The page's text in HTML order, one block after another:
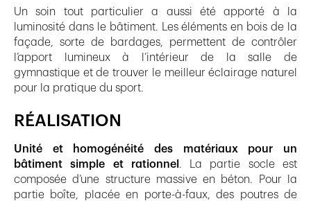
Un soin tout particulier a aussi été apporté à la
luminosité dans le bâtiment. Les éléments en bois de la
façade, sorte de bardages, permettent de contrôler
l’apport lumineux à l’intérieur de la salle de
gymnastique et de trouver le meilleur éclairage naturel
pour la pratique du sport.
RÉALISATION
Unité et homogénéité des matériaux pour un
bâtiment simple et rationnel . La partie socle est
composée d’une structure massive en béton. Pour la
partie boîte, placée en porte-à-faux, des poutres de